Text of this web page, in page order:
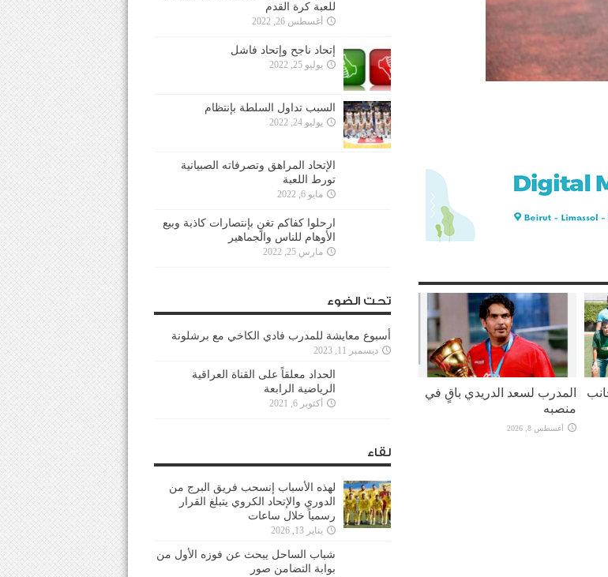
المدرب لسعد الدريدي باقٍ في
منصبه
أغسطس 8, 2026
للعبة كرة القدم
أغسطس 26, 2022
إتحاد ناجح وإتحاد فاشل
يوليو 25, 2022
السبب تداول السلطة بإنتظام
يوليو 24, 2022
الإتحاد المراهق وتصرفاته الصبيانية
تورط اللعبة
مايو 6, 2022
ارحلوا كفاكم تغنٍ بإنتصارات كاذبة وبيع
الأوهام للناس والجماهير
مارس 25, 2022
تحت الضوء
أسبوع معايشة للمدرب فادي الكاخي مع برشلونة
ديسمبر 11, 2023
الحداد معلقاً على القناة العراقية
الرياضية الرابعة
أكتوبر 6, 2021
لقاء
لهذه الأسباب إنسحب فريق البرج من
الدوري والإتحاد الكروي يتبلغ القرار
رسمياً خلال ساعات
يناير 13, 2026
شباب الساحل يبحث عن فوزه الأول من
بوابة التضامن صور